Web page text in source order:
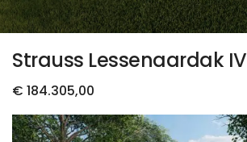
Strauss Lessenaardak IV
€ 184.305,00